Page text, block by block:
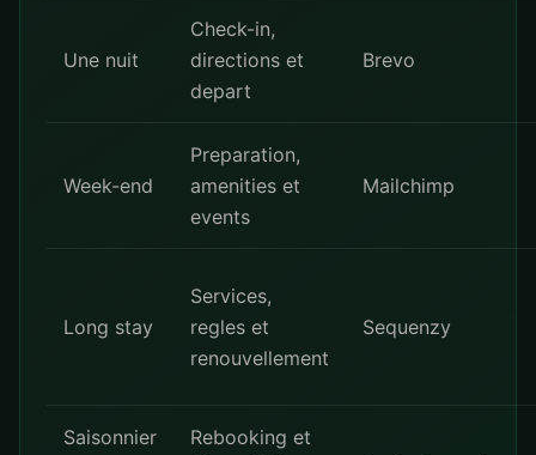
Une nuit
Check-in,
directions et
depart
Brevo
Week-end
Preparation,
amenities et
events
Mailchimp
Long stay
Services,
regles et
renouvellement
Sequenzy
Saisonnier
Rebooking et